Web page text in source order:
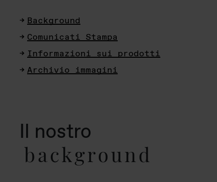
Background
Comunicati Stampa
Informazioni sui prodotti
Archivio immagini
Il nostro
background